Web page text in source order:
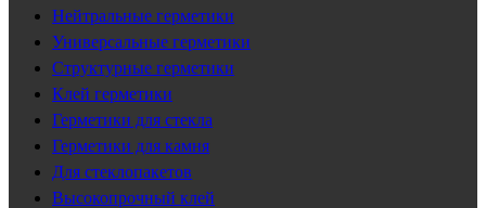
Нейтральные герметики
Универсальные герметики
Структурные герметики
Клей герметики
Герметики для стекла
Герметики для камня
Для стеклопакетов
Высокопрочный клей